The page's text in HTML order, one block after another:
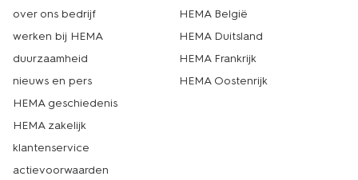
over ons bedrijf
werken bij HEMA
duurzaamheid
nieuws en pers
HEMA geschiedenis
HEMA zakelijk
klantenservice
actievoorwaarden
HEMA België
HEMA Duitsland
HEMA Frankrijk
HEMA Oostenrijk